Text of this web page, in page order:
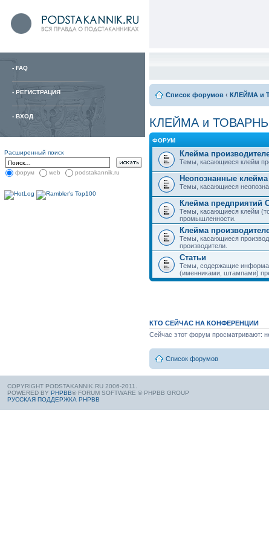
- FAQ
- РЕГИСТРАЦИЯ
- ВХОД
Расширенный поиск
форум web podstakannik.ru
Список форумов ‹ КЛЕЙМА и
КЛЕЙМА и
ФОРУМ
Клейма
Темы, касающиеся клейм
Неопознанные
Темы, касающиеся
Клейма предприятий
Темы, касающиеся клейм
промышленности.
Клейма
Темы, касающиеся
производители.
Статьи
Темы, содержащие
(именниками, штампами)
КТО СЕЙЧАС НА КОНФЕРЕНЦИИ
Сейчас этот форум просматривают:
Список форумов
COPYRIGHT PODSTAKANNIK.RU 2006-2011.
POWERED BY PHPBB® FORUM SOFTWARE © PHPBB GROUP
РУССКАЯ ПОДДЕРЖКА PHPBB